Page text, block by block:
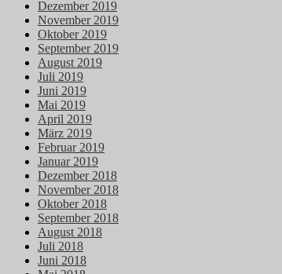
Dezember 2019
November 2019
Oktober 2019
September 2019
August 2019
Juli 2019
Juni 2019
Mai 2019
April 2019
März 2019
Februar 2019
Januar 2019
Dezember 2018
November 2018
Oktober 2018
September 2018
August 2018
Juli 2018
Juni 2018